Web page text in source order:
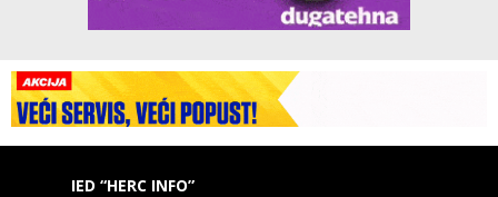
IED “HERC INFO”